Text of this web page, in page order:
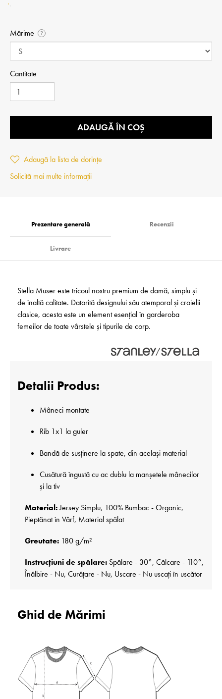
Mărime ?
Cantitate
ADAUGĂ ÎN COȘ
Adaugă la lista de dorințe
Solicită mai multe informații
Prezentare generală Recenzii
Livrare
Stella Muser este tricoul nostru premium de damă, simplu și
de înaltă calitate. Datorită designului său atemporal și croielii
clasice, acesta este un element esențial în garderoba
femeilor de toate vârstele și tipurile de corp.
Detalii Produs:
Mâneci montate
Rib 1x1 la guler
Bandă de susținere la spate, din același material
Cusătură îngustă cu ac dublu la manșetele mânecilor
și la tiv
Material:Jersey Simplu, 100% Bumbac - Organic,
Pieptănat în Vârf, Material spălat
Greutate: 180 g/m²
Instrucțiuni de spălare: Spălare - 30°, Călcare - 110°,
Înălbire - Nu, Curățare - Nu, Uscare - Nu uscați în uscător
Ghid de Mărimi